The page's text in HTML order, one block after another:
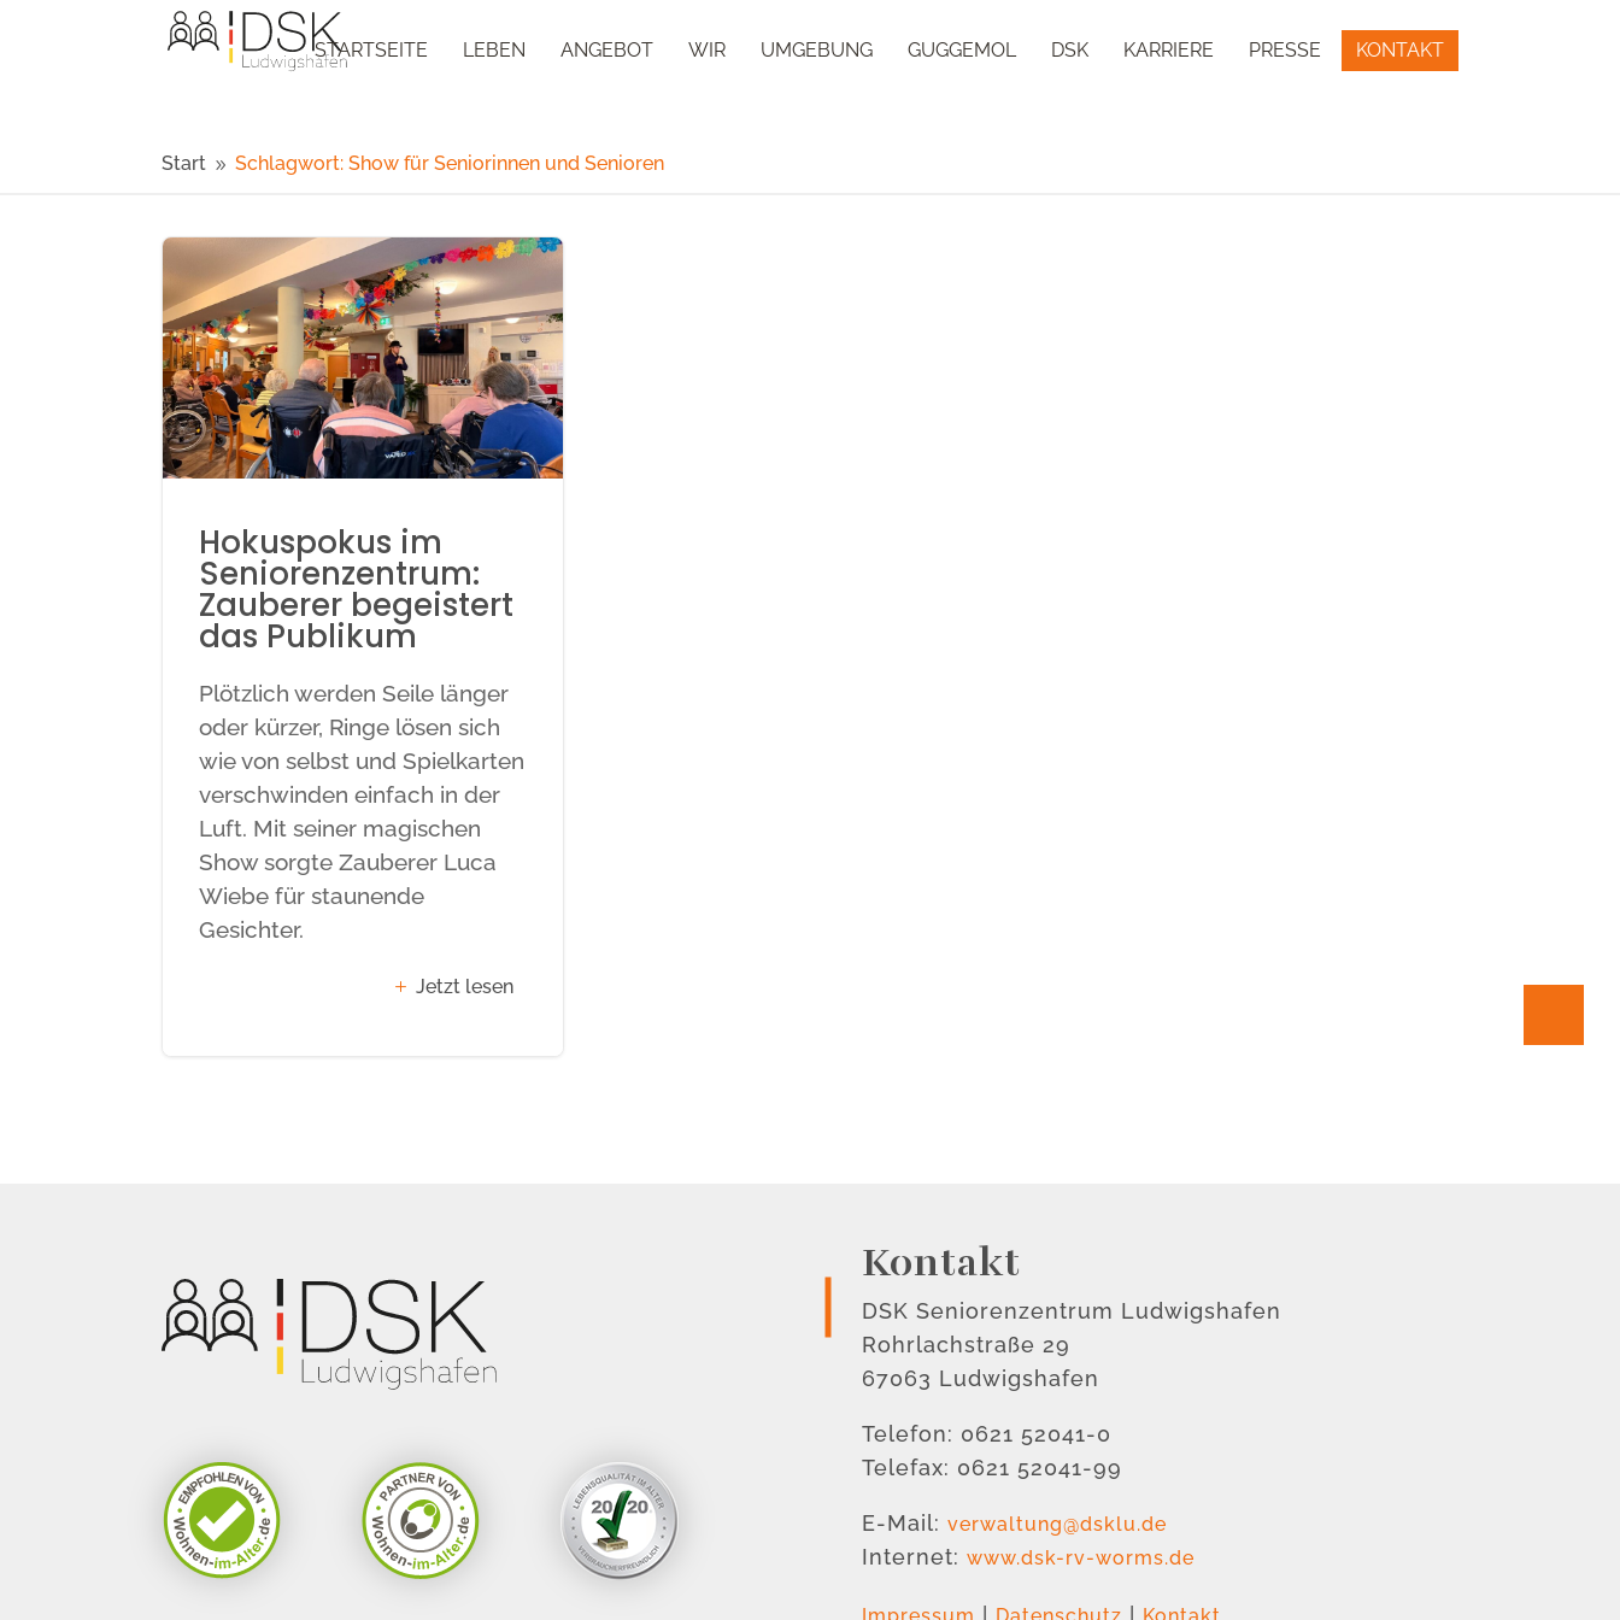
STARTSEITE LEBEN ANGEBOT WIR UMGEBUNG GUGGEMOL DSK KARRIERE PRESSE KONTAKT
Start 9 Schlagwort: Show für Seniorinnen und Senioren
Hokuspokus im
Seniorenzentrum:
Zauberer begeistert
das Publikum
Plötzlich werden Seile länger
oder kürzer, Ringe lösen sich
wie von selbst und Spielkarten
verschwinden einfach in der
Luft. Mit seiner magischen
Show sorgte Zauberer Luca
Wiebe für staunende
Gesichter.
Jetzt lesen
Kontakt
DSK Seniorenzentrum Ludwigshafen
Rohrlachstraße 29
67063 Ludwigshafen
Telefon: 0621 52041-0
Telefax: 0621 52041-99
E-Mail: verwaltung@dsklu.de
Internet: www.dsk-rv-worms.de